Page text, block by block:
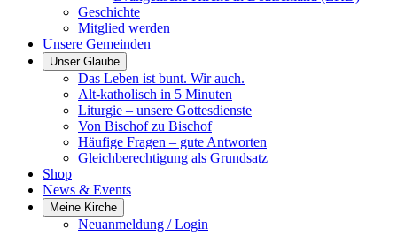
Geschichte
Mitglied werden
Unsere Gemeinden
Unser Glaube
Das Leben ist bunt. Wir auch.
Alt-katholisch in 5 Minuten
Liturgie – unsere Gottesdienste
Von Bischof zu Bischof
Häufige Fragen – gute Antworten
Gleichberechtigung als Grundsatz
Shop
News & Events
Meine Kirche
Neuanmeldung / Login